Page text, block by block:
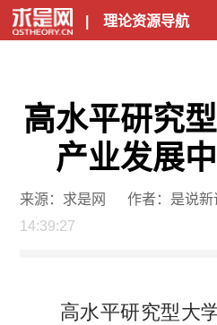
| 理论资源导航
高水平研究
产业发展
来源：求是网 作者：是说新
14:39:27
高水平研究型大学